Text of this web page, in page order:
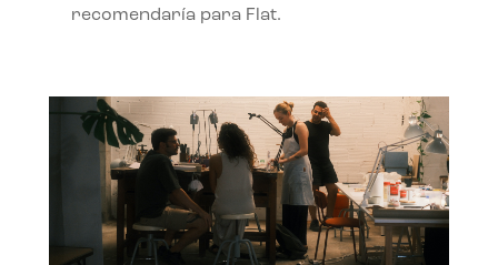
recomendaría para Flat.